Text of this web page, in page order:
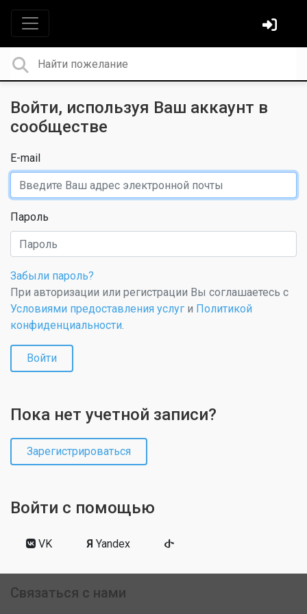
Войти, используя Ваш аккаунт в
сообществе
E-mail
Пароль
Забыли пароль?
При авторизации или регистрации Вы соглашаетесь с
Условиями предоставления услуг и Политикой
конфиденциальности.
Войти
Пока нет учетной записи?
Зарегистрироваться
Войти с помощью
VK Я Yandex
Связаться с нами